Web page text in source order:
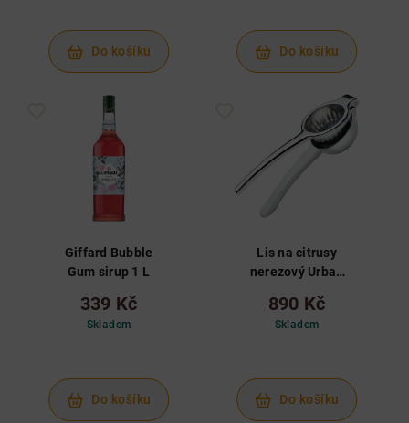
Do košíku Do košíku
Giffard Bubble
Gum sirup 1 L
339 Kč
Skladem
Do košíku
Lis na citrusy
nerezový Urban
890 Kč
Skladem
Do košíku